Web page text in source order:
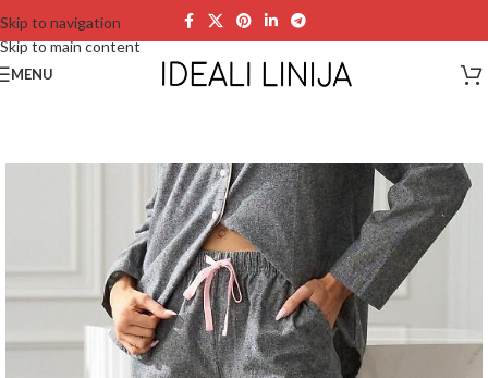
Skip to navigation
Skip to main content
MENU